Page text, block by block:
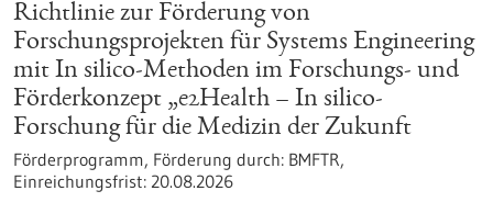
Richtlinie zur Förderung von
Forschungsprojekten für Systems Engineering
mit In silico-Methoden im Forschungs- und
Förderkonzept „e2Health – In silico-
Forschung für die Medizin der Zukunft
Förderprogramm, Förderung durch: BMFTR,
Einreichungsfrist: 20.08.2026